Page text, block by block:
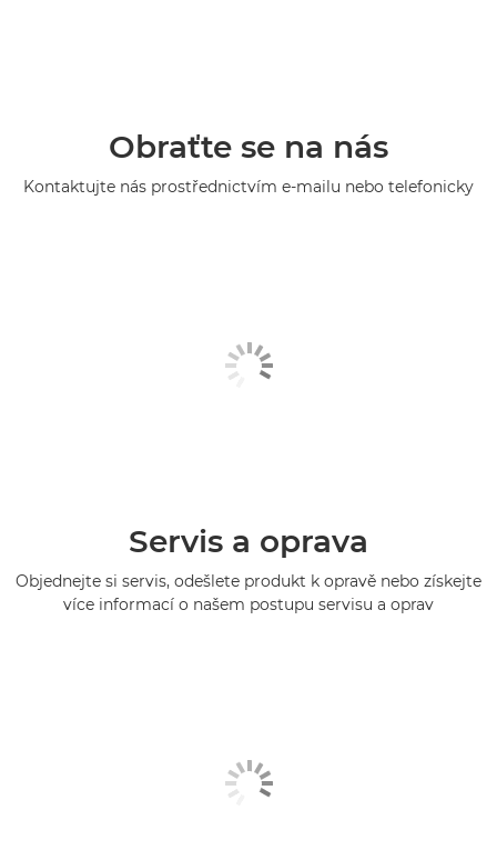
Obraťte se na nás
Kontaktujte nás prostřednictvím e-mailu nebo telefonicky
Servis a oprava
Objednejte si servis, odešlete produkt k opravě nebo získejte
více informací o našem postupu servisu a oprav